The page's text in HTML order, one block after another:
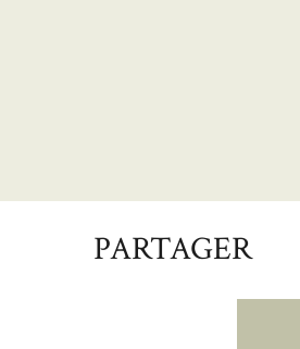
PARTAGER